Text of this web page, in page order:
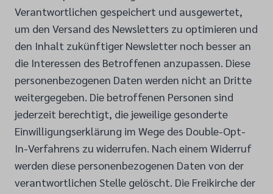
Verantwortlichen gespeichert und ausgewertet,
um den Versand des Newsletters zu optimieren und
den Inhalt zukünftiger Newsletter noch besser an
die Interessen des Betroffenen anzupassen. Diese
personenbezogenen Daten werden nicht an Dritte
weitergegeben. Die betroffenen Personen sind
jederzeit berechtigt, die jeweilige gesonderte
Einwilligungserklärung im Wege des Double-Opt-
In-Verfahrens zu widerrufen. Nach einem Widerruf
werden diese personenbezogenen Daten von der
verantwortlichen Stelle gelöscht. Die Freikirche der